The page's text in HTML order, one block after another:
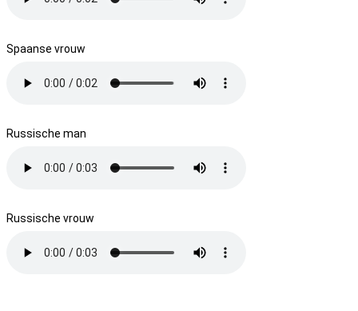
Spaanse vrouw
Russische man
Russische vrouw